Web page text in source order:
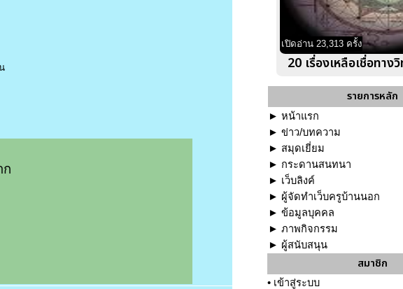
ก
เปิดอ่าน 23,313 ครั้ง
20 เรื่องเหลือเชื่อทาง
รายการหลัก
► หน้าแรก
► ข่าว/บทความ
► สมุดเยี่ยม
► กระดานสนทนา
► เว็บลิงค์
► ผู้จัดทำเว็บครูบ้านนอก
► ข้อมูลบุคคล
► ภาพกิจกรรม
► ผู้สนับสนุน
สมาชิก
• เข้าสู่ระบบ